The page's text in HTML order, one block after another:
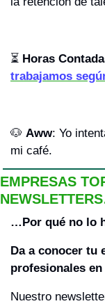
⏳ Horas
trabajamos
🐶 Aww: Yo
mi café.
EMPRESAS
…Por qué no lo
Da a conocer tu
profesionales en
Nuestro